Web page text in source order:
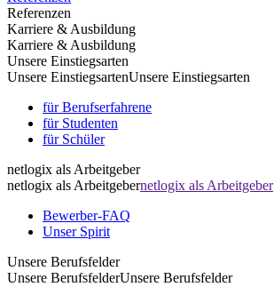
Referenzen
Karriere & Ausbildung
Karriere & Ausbildung
Unsere Einstiegsarten
Unsere EinstiegsartenUnsere Einstiegsarten
für Berufserfahrene
für Studenten
für Schüler
netlogix als Arbeitgeber
netlogix als Arbeitgebernetlogix als Arbeitgeber
Bewerber-FAQ
Unser Spirit
Unsere Berufsfelder
Unsere BerufsfelderUnsere Berufsfelder